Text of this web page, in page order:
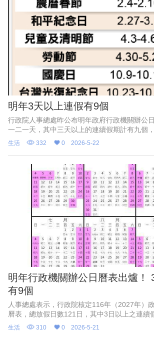
明年3天以上連假有9個
行政院人事總處昨公布明年政府行政機關辦公
一二一天，其中三天以上的連續假期計有九個
天、兒童節及清明節也有四天，其餘為三天連假
生活 332 0 2026-5-22
明年行政機關辦公日曆表出爐！
有9個
人事總處表示，行政院核定116年（2027年）
曆表，總放假日數121日，其中3日以上之連續
計有9個，分別為中華民國開國紀念日（3日）
日）、和平紀念日（3日）、兒童節及清明節（
生活 310 0 2026-5-21